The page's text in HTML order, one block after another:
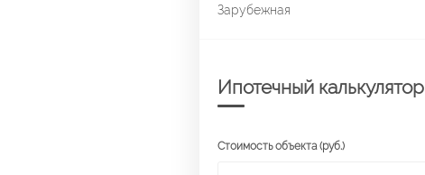
Зарубежная
Ипотечный калькулятор
Стоимость объекта (руб.)